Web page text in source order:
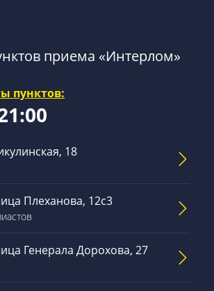
приема «Интерлом»
пунктов:
18
Плеханова, 12с3
Генерала Дорохова, 27